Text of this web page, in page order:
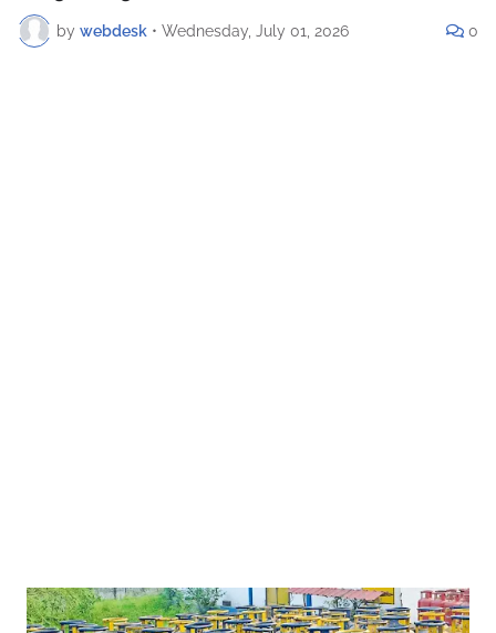
by webdesk • Wednesday, July 01, 2026 0